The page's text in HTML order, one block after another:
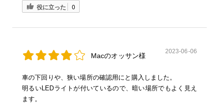
役に立った 0
Macのオッサン様
2023-06-06
車の下回りや、狭い場所の確認用にと購入しました。
明るいLEDライトが付いているので、暗い場所でもよく見え
ます。